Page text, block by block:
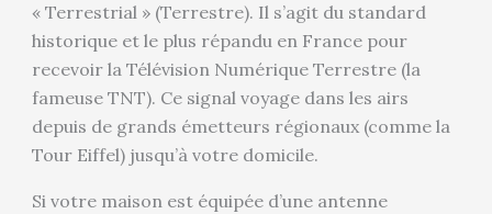
« Terrestrial » (Terrestre). Il s’agit du standard
historique et le plus répandu en France pour
recevoir la Télévision Numérique Terrestre (la
fameuse TNT). Ce signal voyage dans les airs
depuis de grands émetteurs régionaux (comme la
Tour Eiffel) jusqu’à votre domicile.
Si votre maison est équipée d’une antenne